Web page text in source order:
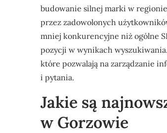
budowanie silnej marki w
przez zadowolonych
mniej konkurencyjne niż ogólne
pozycji w wynikach
które pozwalają na zarządzanie
i pytania.
Jakie są
w Gorzowie